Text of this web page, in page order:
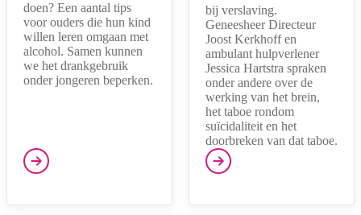
doen? Een aantal tips
voor ouders die hun kind
willen leren omgaan met
alcohol. Samen kunnen
we het drankgebruik
onder jongeren beperken.
bij verslaving.
Geneesheer Directeur
Joost Kerkhoff en
ambulant hulpverlener
Jessica Hartstra spraken
onder andere over de
werking van het brein,
het taboe rondom
suïcidaliteit en het
doorbreken van dat taboe.